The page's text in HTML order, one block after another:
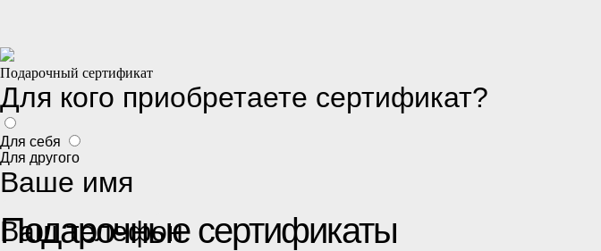
Подарочные сертификаты
Подарочный сертификат
Для кого приобретаете сертификат?
Для себя
Для другого
Ваше имя
Ваш телефон